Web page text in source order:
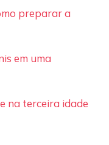
preparar a
em uma
na terceira idade